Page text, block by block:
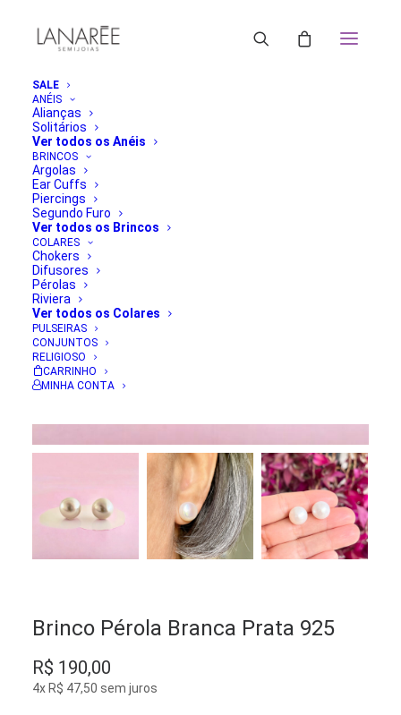
SALE
ANÉIS
Alianças
Solitários
Ver todos os Anéis
BRINCOS
Argolas
Ear Cuffs
Piercings
Segundo Furo
Ver todos os Brincos
COLARES
Chokers
Difusores
Pérolas
Riviera
Ver todos os Colares
PULSEIRAS
CONJUNTOS
RELIGIOSO
CARRINHO
MINHA CONTA
Brinco Pérola Branca Prata 925
R$ 190,00
4x R$ 47,50 sem juros